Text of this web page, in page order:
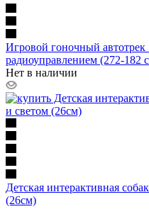
Игровой гоночный автотрек
радиоуправлением (272-182
Нет в наличии
Детская интерактивная
(26см)